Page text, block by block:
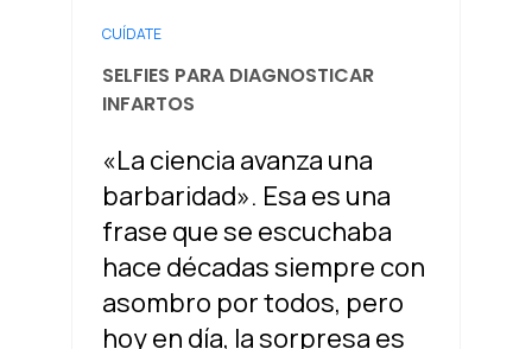
CUÍDATE
SELFIES PARA DIAGNOSTICAR
INFARTOS
«La ciencia avanza una
barbaridad». Esa es una
frase que se escuchaba
hace décadas siempre con
asombro por todos, pero
hoy en día, la sorpresa es